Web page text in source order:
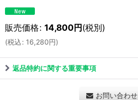
販売価格: 14,800円(税別)
(税込: 16,280円)
返品特約に関する重要事項
お問い合わせ